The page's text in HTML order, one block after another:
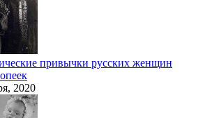
привычки русских женщин
2020